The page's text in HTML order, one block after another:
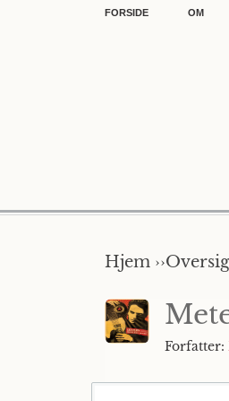
FORSIDE OM
Hjem ››
Forfatter: